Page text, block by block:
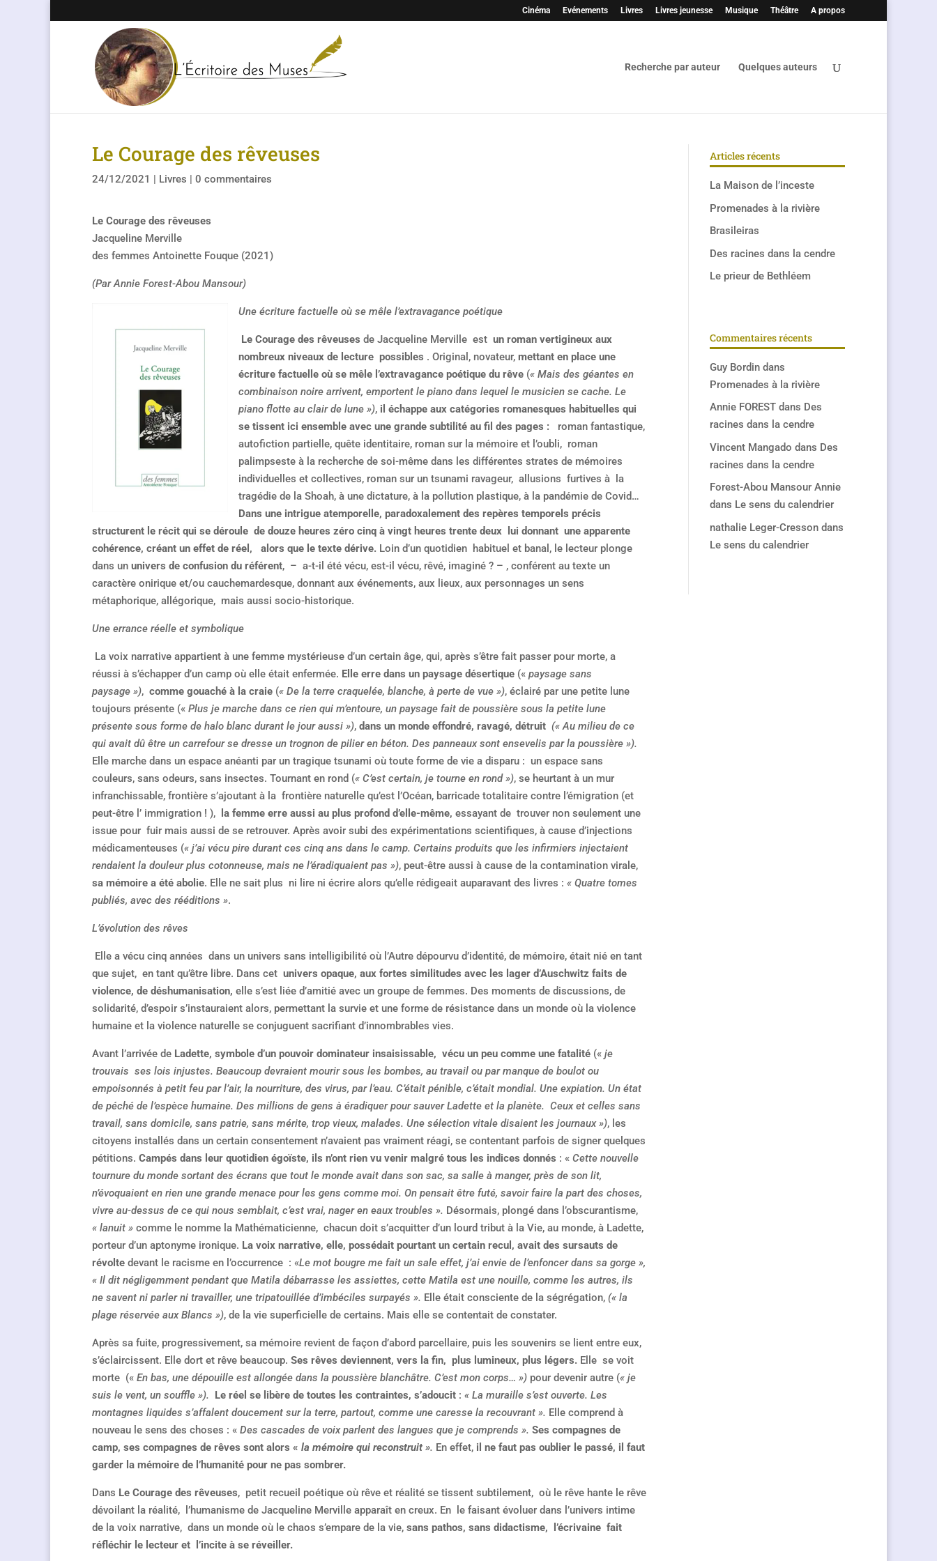
Cinéma Evénements Livres Livres jeunesse Musique Théâtre A propos
Recherche par auteur Quelques auteurs
Le Courage des rêveuses
24/12/2021 | Livres | 0 commentaires
Le Courage des rêveuses
Jacqueline Merville
des femmes Antoinette Fouque (2021)
(Par Annie Forest-Abou Mansour)
Une écriture factuelle où se mêle l’extravagance poétique
Le Courage des rêveuses de Jacqueline Merville est un roman vertigineux aux
nombreux niveaux de lecture possibles . Original, novateur, mettant en place une
écriture factuelle où se mêle l’extravagance poétique du rêve (« Mais des géantes en
combinaison noire arrivent, emportent le piano dans lequel le musicien se cache. Le
piano flotte au clair de lune »), il échappe aux catégories romanesques habituelles qui
se tissent ici ensemble avec une grande subtilité au fil des pages :
roman fantastique,
autofiction partielle, quête identitaire, roman sur la mémoire et l’oubli, roman
palimpseste à la recherche de soi-même dans les différentes strates de mémoires
individuelles et collectives, roman sur un tsunami ravageur, allusions furtives à la
tragédie de la Shoah, à une dictature, à la pollution plastique, à la pandémie de Covid…
Dans une intrigue atemporelle, paradoxalement des repères temporels précis
structurent le récit qui se déroule de douze heures zéro cinq à vingt heures trente deux lui donnant une apparente
cohérence, créant un effet de réel, alors que le texte dérive. Loin d’un quotidien habituel et banal, le lecteur plonge
dans un univers de confusion du référent, – a-t-il été vécu, est-il vécu, rêvé, imaginé ? – , conférent au texte un
caractère onirique et/ou cauchemardesque, donnant aux événements, aux lieux, aux personnages un sens
métaphorique, allégorique, mais aussi socio-historique.
Une errance réelle et symbolique
La voix narrative appartient à une femme mystérieuse d’un certain âge, qui, après s’être fait passer pour morte, a
réussi à s’échapper d’un camp où elle était enfermée. Elle erre dans un paysage désertique (« paysage sans
paysage »), comme gouaché à la craie (« De la terre craquelée, blanche, à perte de vue »), éclairé par une petite lune
toujours présente (« Plus je marche dans ce rien qui m’entoure, un paysage fait de poussière sous la petite lune
présente sous forme de halo blanc durant le jour aussi »), dans un monde effondré, ravagé, détruit (« Au milieu de ce
qui avait dû être un carrefour se dresse un trognon de pilier en béton. Des panneaux sont ensevelis par la poussière »).
Elle marche dans un espace anéanti par un tragique tsunami où toute forme de vie a disparu : un espace sans
couleurs, sans odeurs, sans insectes. Tournant en rond (« C’est certain, je tourne en rond »), se heurtant à un mur
infranchissable, frontière s’ajoutant à la frontière naturelle qu’est l’Océan, barricade totalitaire contre l’émigration (et
peut-être l’ immigration ! ),
la femme erre aussi au plus profond d’elle-même, essayant de trouver non seulement une
issue pour fuir mais aussi de se retrouver. Après avoir subi des expérimentations scientifiques, à cause d’injections
médicamenteuses (« j’ai vécu pire durant ces cinq ans dans le camp. Certains produits que les infirmiers injectaient
rendaient la douleur plus cotonneuse, mais ne l’éradiquaient pas »), peut-être aussi à cause de la contamination virale,
sa mémoire a été abolie. Elle ne sait plus ni lire ni écrire alors qu’elle rédigeait auparavant des livres : « Quatre tomes
publiés, avec des rééditions ».
L’évolution des rêves
Elle a vécu cinq années dans un univers sans intelligibilité où l’Autre dépourvu d’identité, de mémoire, était nié en tant
que sujet, en tant qu’être libre. Dans cet univers opaque, aux fortes similitudes avec les lager d’Auschwitz faits de
violence, de déshumanisation, elle s’est liée d’amitié avec un groupe de femmes. Des moments de discussions, de
solidarité, d’espoir s’instauraient alors, permettant la survie et une forme de résistance dans un monde où la violence
humaine et la violence naturelle se conjuguent sacrifiant d’innombrables vies.
Avant l’arrivée de Ladette, symbole d’un pouvoir dominateur insaisissable, vécu un peu comme une fatalité (« je
trouvais ses lois injustes. Beaucoup devraient mourir sous les bombes, au travail ou par manque de boulot ou
empoisonnés à petit feu par l’air, la nourriture, des virus, par l’eau. C’était pénible, c’était mondial. Une expiation. Un état
de péché de l’espèce humaine. Des millions de gens à éradiquer pour sauver Ladette et la planète. Ceux et celles sans
travail, sans domicile, sans patrie, sans mérite, trop vieux, malades. Une sélection vitale disaient les journaux »), les
citoyens installés dans un certain consentement n’avaient pas vraiment réagi, se contentant parfois de signer quelques
pétitions. Campés dans leur quotidien égoïste, ils n’ont rien vu venir malgré tous les indices donnés : « Cette nouvelle
tournure du monde sortant des écrans que tout le monde avait dans son sac, sa salle à manger, près de son lit,
n’évoquaient en rien une grande menace pour les gens comme moi. On pensait être futé, savoir faire la part des choses,
vivre au-dessus de ce qui nous semblait, c’est vrai, nager en eaux troubles ». Désormais, plongé dans l’obscurantisme,
« lanuit » comme le nomme la Mathématicienne, chacun doit s’acquitter d’un lourd tribut à la Vie, au monde, à Ladette,
porteur d’un aptonyme ironique. La voix narrative, elle, possédait pourtant un certain recul, avait des sursauts de
révolte devant le racisme en l’occurrence : «Le mot bougre me fait un sale effet, j’ai envie de l’enfoncer dans sa gorge »,
« Il dit négligemment pendant que Matila débarrasse les assiettes, cette Matila est une nouille, comme les autres, ils
ne savent ni parler ni travailler, une tripatouillée d’imbéciles surpayés ». Elle était consciente de la ségrégation, (« la
plage réservée aux Blancs »), de la vie superficielle de certains. Mais elle se contentait de constater.
Après sa fuite, progressivement, sa mémoire revient de façon d’abord parcellaire, puis les souvenirs se lient entre eux,
s’éclaircissent. Elle dort et rêve beaucoup. Ses rêves deviennent, vers la fin, plus lumineux, plus légers. Elle se voit
morte (« En bas, une dépouille est allongée dans la poussière blanchâtre. C’est mon corps… ») pour devenir autre (« je
suis le vent, un souffle »). Le réel se libère de toutes les contraintes, s’adoucit : « La muraille s’est ouverte. Les
montagnes liquides s’affalent doucement sur la terre, partout, comme une caresse la recouvrant ». Elle comprend à
nouveau le sens des choses : « Des cascades de voix parlent des langues que je comprends ». Ses compagnes de
camp, ses compagnes de rêves sont alors « la mémoire qui reconstruit ». En effet, il ne faut pas oublier le passé, il faut
garder la mémoire de l’humanité pour ne pas sombrer.
Dans Le Courage des rêveuses, petit recueil poétique où rêve et réalité se tissent subtilement, où le rêve hante le rêve
dévoilant la réalité, l’humanisme de Jacqueline Merville apparaît en creux. En le faisant évoluer dans l’univers intime
de la voix narrative, dans un monde où le chaos s’empare de la vie, sans pathos, sans didactisme, l’écrivaine fait
réfléchir le lecteur et l’incite à se réveiller.
Articles récents
La Maison de l’inceste
Promenades à la rivière
Brasileiras
Des racines dans la cendre
Le prieur de Bethléem
Commentaires récents
Guy Bordindans
Promenades à la rivière
Annie FORESTdans Des
racines dans la cendre
Vincent Mangado dans Des
racines dans la cendre
Forest-Abou Mansour Annie
dans Le sens du calendrier
nathalie Leger-Cressondans
Le sens du calendrier